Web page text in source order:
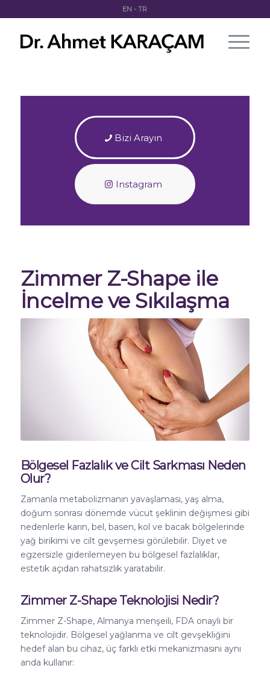
EN -TR
Bizi Arayın
Instagram
Zimmer Z-Shape ile
İncelme ve Sıkılaşma
Bölgesel Fazlalık ve Cilt Sarkması Neden
Olur?
Zamanla metabolizmanın yavaşlaması, yaş alma,
doğum sonrası dönemde vücut şeklinin değişmesi gibi
nedenlerle karın, bel, basen, kol ve bacak bölgelerinde
yağ birikimi ve cilt gevşemesi görülebilir. Diyet ve
egzersizle giderilemeyen bu bölgesel fazlalıklar,
estetik açıdan rahatsızlık yaratabilir.
Zimmer Z-Shape Teknolojisi Nedir?
Zimmer Z-Shape, Almanya menşeili, FDA onaylı bir
teknolojidir. Bölgesel yağlanma ve cilt gevşekliğini
hedef alan bu cihaz, üç farklı etki mekanizmasını aynı
anda kullanır: